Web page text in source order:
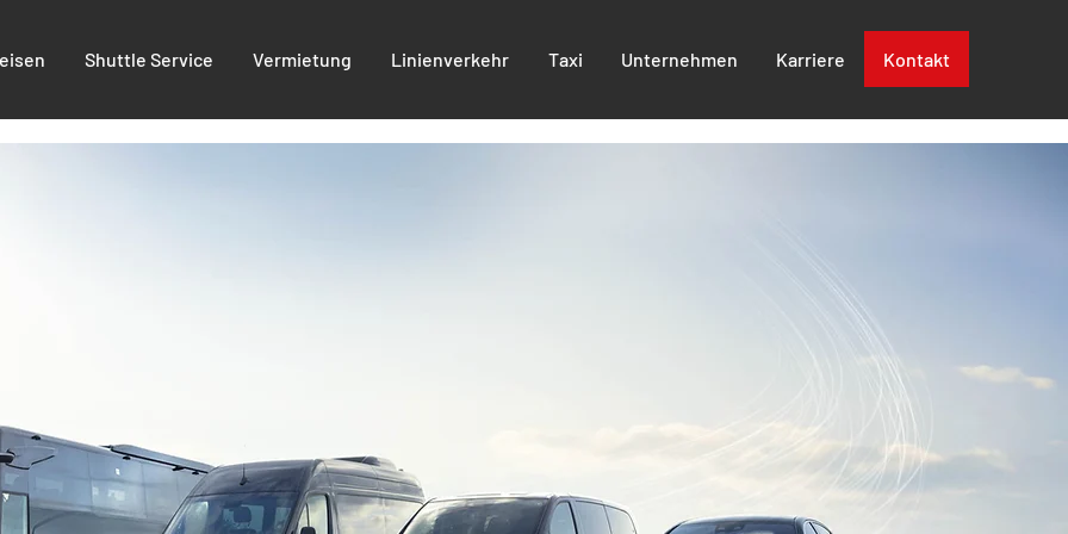
Shuttle Service Vermietung Linienverkehr Taxi Unternehmen Karriere Kontakt